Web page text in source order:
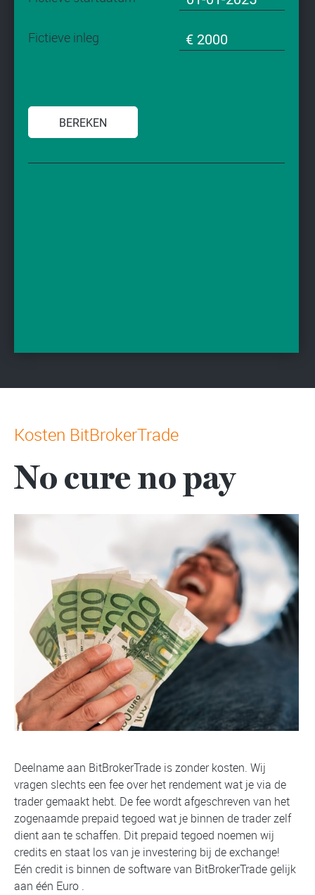
Fictieve inleg
BEREKEN
Kosten BitBrokerTrade
No cure no pay
Deelname aan BitBrokerTrade is zonder kosten. Wij
vragen slechts een fee over het rendement wat je via de
trader gemaakt hebt. De fee wordt afgeschreven van het
zogenaamde prepaid tegoed wat je binnen de trader zelf
dient aan te schaffen. Dit prepaid tegoed noemen wij
credits en staat los van je investering bij de exchange!
Eén credit is binnen de software van BitBrokerTrade gelijk
aan één Euro .